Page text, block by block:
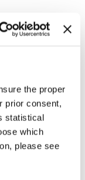
the proper
prior consent,
statistical
which
please see